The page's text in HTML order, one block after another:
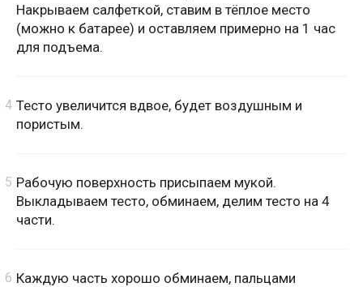
Накрываем салфеткой, ставим в тёплое место
(можно к батарее) и оставляем примерно на 1 час
для подъема.
Тесто увеличится вдвое, будет воздушным и
пористым.
Рабочую поверхность присыпаем мукой.
Выкладываем тесто, обминаем, делим тесто на 4
части.
Каждую часть хорошо обминаем, пальцами